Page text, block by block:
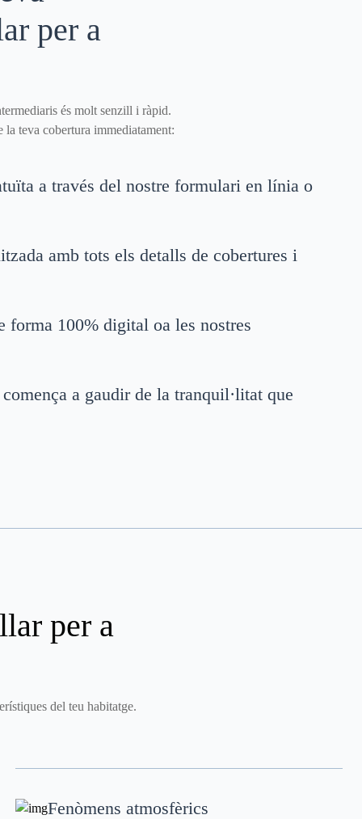
per a
és molt senzill i ràpid.
la teva cobertura immediatament:
a través del nostre formulari en línia o
amb tots els detalls de cobertures i
forma 100% digital oa les nostres
a gaudir de la tranquil·litat que
per a
del teu habitatge.
Fenòmens atmosfèrics